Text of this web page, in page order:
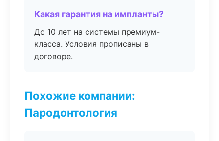
Какая гарантия на импланты?
До 10 лет на системы премиум-
класса. Условия прописаны в
договоре.
Похожие компании:
Пародонтология